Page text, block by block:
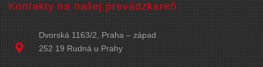
Kontakty na našej prevádzkareň
Dvorská 1163/2, Praha – západ
252 19 Rudná u Prahy